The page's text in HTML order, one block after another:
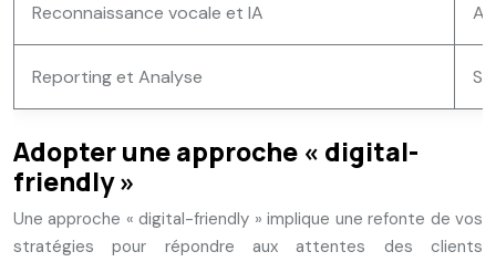
Reconnaissance vocale et IA
Reporting et Analyse
Adopter une approche « digital-
friendly »
Une approche « digital-friendly » implique une refonte de vos
stratégies pour répondre aux attentes des clients